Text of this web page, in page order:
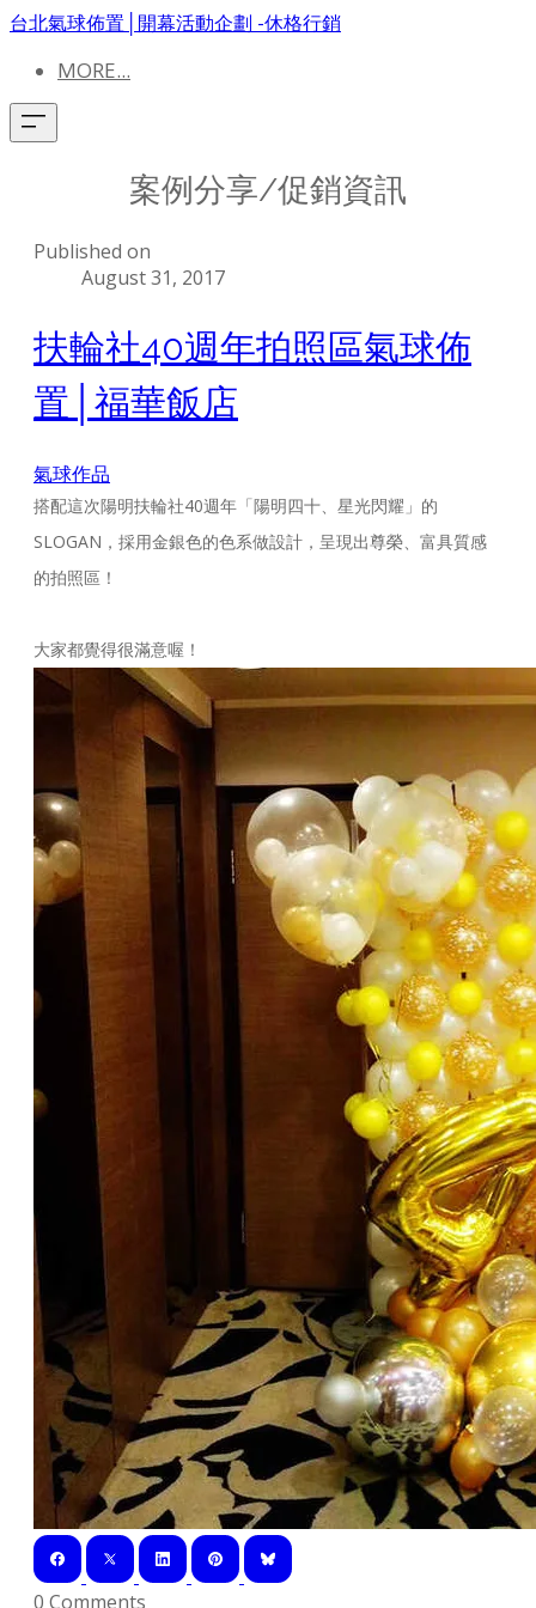
台北氣球佈置│開幕活動企劃 -休格行銷
MORE...
案例分享/促銷資訊
Published on
August 31, 2017
扶輪社40週年拍照區氣球佈
置│福華飯店
氣球作品
搭配這次陽明扶輪社40週年「陽明四十、星光閃耀」的
SLOGAN，採用金銀色的色系做設計，呈現出尊榮、富具質感
的拍照區！
大家都覺得很滿意喔！
0 Comments